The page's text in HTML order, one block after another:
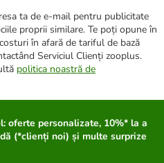
ta de e-mail pentru publicitate
proprii similare. Te poți opune în
în afară de tariful de bază
Serviciul Clienți zooplus.
politica noastră de
oferte personalizate, 10%* la a
(*clienți noi) și multe surprize